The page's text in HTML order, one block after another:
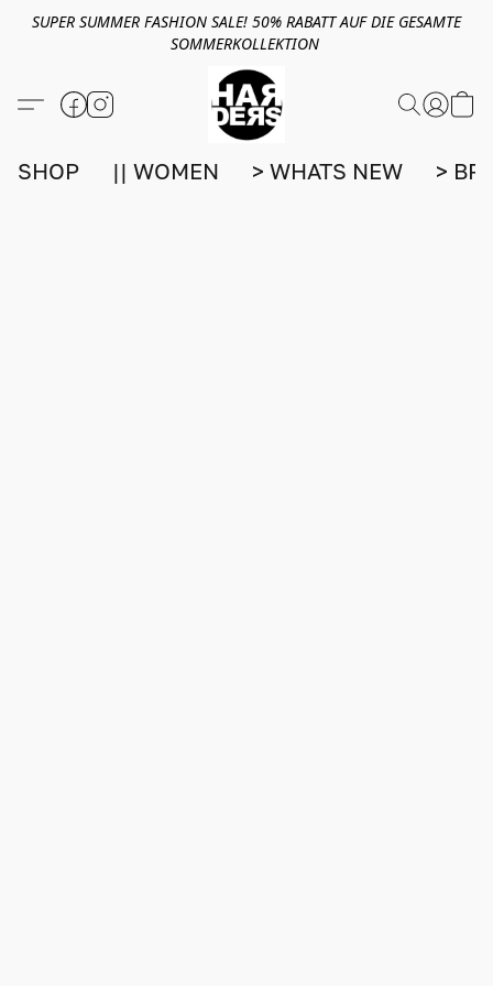
SUPER SUMMER FASHION SALE! 50% RABATT AUF DIE GESAMTE
SOMMERKOLLEKTION
SHOP || WOMEN > WHATS NEW >